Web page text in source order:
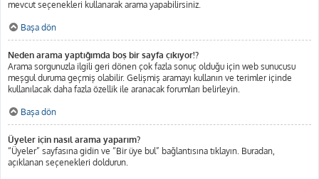
mevcut seçenekleri kullanarak arama yapabilirsiniz.
Başa dön
Neden arama yaptığımda boş bir sayfa çıkıyor!?
Arama sorgunuzla ilgili geri dönen çok fazla sonuç olduğu için web sunucusu
meşgul duruma geçmiş olabilir. Gelişmiş aramayı kullanın ve terimler içinde
kullanılacak daha fazla özellik ile aranacak forumları belirleyin.
Başa dön
Üyeler için nasıl arama yaparım?
“Üyeler” sayfasına gidin ve “Bir üye bul” bağlantısına tıklayın. Buradan,
açıklanan seçenekleri doldurun.